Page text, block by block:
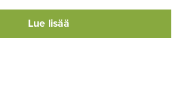
Lue lisää